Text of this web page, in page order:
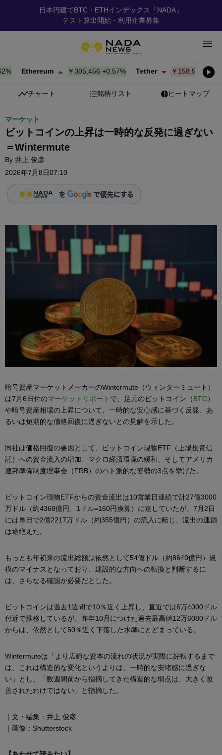
日本円建てBTC・ETHインデックス「NADA」
テスト算出開始・利用企業募集
Ethereum ￥305,456+0.57% Tether ￥158.50-0.01%
チャート 銘柄リスト ヒートマップ
マーケット
ビットコインの上昇は一時的な反発に過ぎない
＝Wintermute
By 井上 俊彦
2026年7月8日07:10
暗号資産マーケットメーカーのWintermute（ウィンターミュート）
は7月6日付のマーケットリポート で、足元のビットコイン（BTC）
や暗号資産相場の上昇について、一時的な安心感に基づく反発、あ
るいは短期的な価格回復に過ぎないとの見解を示した。
同社は価格回復の要因として、ビットコイン現物ETF（上場投資信
託）への資金流入の増加、マクロ経済環境の緩和、そしてアメリカ
連邦準備制度理事会（FRB）のハト派的な姿勢の3点を挙げた。
ビットコイン現物ETFからの資金流出は10営業日連続で計27億3000
万ドル（約4368億円、1ドル=160円換算）に達していたが、7月2日
には単日で2億2217万ドル（約355億円）の流入に転じ、流出の連鎖
は途絶えた。
もっとも年初来の流出総額は依然として54億ドル（約8640億円）規
模のマイナスとなっており、建設的な方向への転換と判断するに
は、さらなる確認が必要だとした。
ビットコインは過去1週間で10％近く上昇し、直近では6万4000ドル
付近で推移しているが、昨年10月につけた過去最高値12万6080ドル
からは、依然として50％近く下落した水準にとどまっている。
Wintermuteは「より広範な資本の流れの状況が実際に好転するまで
は、これは構造的な変化というよりは、一時的な安堵感に過ぎな
い」とし、「数週間前から指摘してきた構造的な弱点は、大きく改
善されたわけではない」と指摘した。
｜文・編集：井上 俊彦
｜画像：Shutterstock